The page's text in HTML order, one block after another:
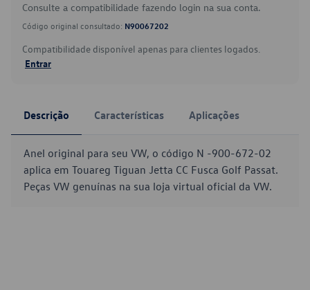
Consulte a compatibilidade fazendo login na sua conta.
Código original consultado: N90067202
Compatibilidade disponível apenas para clientes logados.
Entrar
Descrição Características Aplicações
Anel original para seu VW, o código N -900-672-02
aplica em Touareg Tiguan Jetta CC Fusca Golf Passat.
Peças VW genuínas na sua loja virtual oficial da VW.